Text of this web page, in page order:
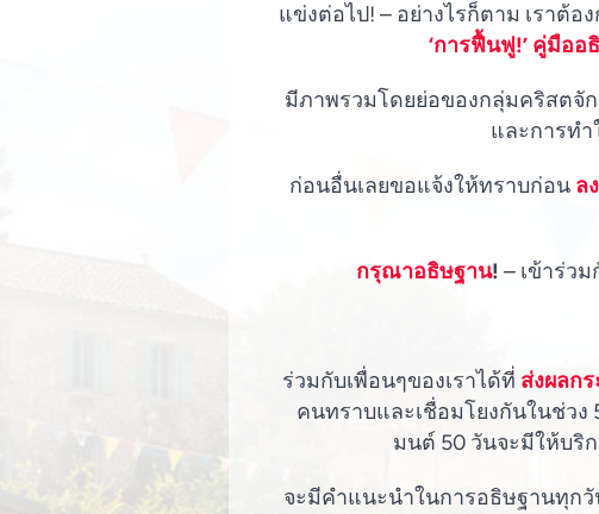
แข่งต่อไป! – อย่างไรก็ตาม เราต้
‘การฟื้นฟู!’ คู่มืออ
มีภาพรวมโดยย่อของกลุ่มคริสตจัก
และการทำ
ก่อนอื่นเลยขอแจ้งให้ทราบก่อน ล
กรุณาอธิษฐาน! – เข้าร่ว
ร่วมกับเพื่อนๆของเราได้ที่ ส่งผลก
คนทราบและเชื่อมโยงกันในช่วง
มนต์ 50 วันจะมีให้บริ
จะมีคำแนะนำในการอธิษฐานทุก